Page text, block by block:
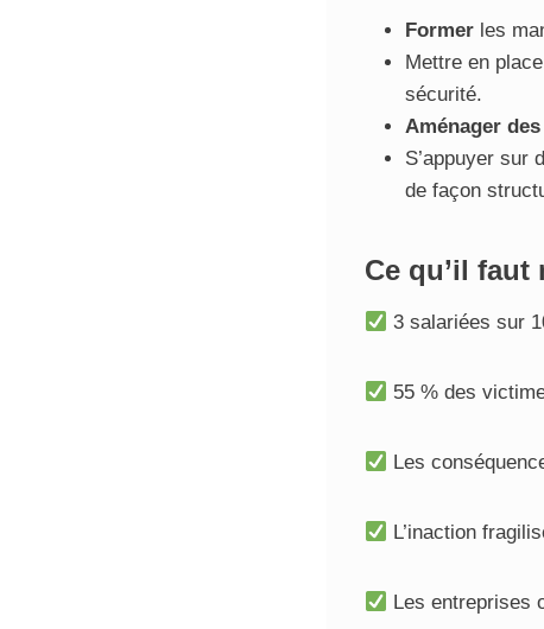
Former les
Mettre en
sécurité.
Aménager
S’appuyer sur
de façon
Ce qu’il faut
3 salariées sur
55 % des
Les
L’inaction
Les entreprises